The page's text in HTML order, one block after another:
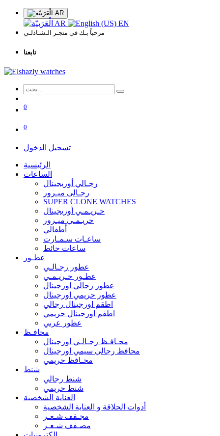
AR
AR EN
مرحباً بـك في متجـر الـشـاذلـي
تابعنا
0
0
تسجيل الدخول
الرئيسية
الساعات
رجـالي أوريجينال
رجـالي ميـرور
SUPER CLONE WATCHES
حـريـمـي أوريجينال
حريـمـي ميـرور
أطفالي
ساعـات سـمـارت
ساعات حائط
عطـور
عطور رجـالـي
عطـور حـريـمـي
عطور رجالي اورجينال
عطور حريمي اورجينال
اطقم اورجينال رجالي
اطقم اورجينال حريمي
عطور عربي
محافـظ
محـافـظ رجـالـي اورجينال
محافظ رجالي سيمي اورجينال
محـافظ حريمي
شنط
شنط رجالي
شنط حريمي
العناية الشخصية
أدوات الحلاقة و العناية الشخصية
مجـفف شـعـر
مصـفف شـعـر